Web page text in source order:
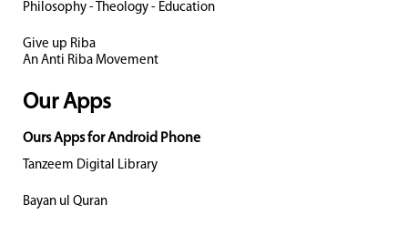
Philosophy - Theology - Education
Give up Riba
An Anti Riba Movement
Our Apps
Ours Apps for Android Phone
Tanzeem Digital Library
Bayan ul Quran